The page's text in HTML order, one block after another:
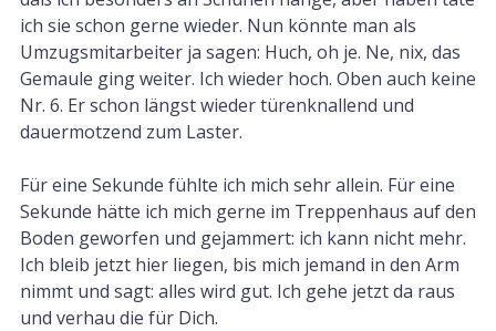
ich sie schon gerne wieder. Nun könnte man als
Umzugsmitarbeiter ja sagen: Huch, oh je. Ne, nix, das
Gemaule ging weiter. Ich wieder hoch. Oben auch keine
Nr. 6. Er schon längst wieder türenknallend und
dauermotzend zum Laster.
Für eine Sekunde fühlte ich mich sehr allein. Für eine
Sekunde hätte ich mich gerne im Treppenhaus auf den
Boden geworfen und gejammert: ich kann nicht mehr.
Ich bleib jetzt hier liegen, bis mich jemand in den Arm
nimmt und sagt: alles wird gut. Ich gehe jetzt da raus
und verhau die für Dich.